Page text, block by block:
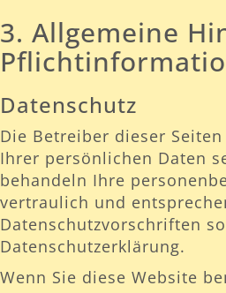
3. Allgemeine
Datenschutz
Die Betreiber dieser
Ihrer persönlichen Daten
behandeln Ihre
vertraulich und
Datenschutzvorschriften
Datenschutzerklärung.
Wenn Sie diese Website